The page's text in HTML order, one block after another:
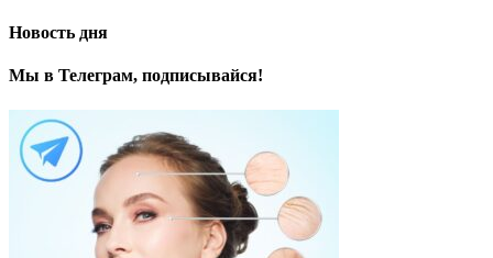
Новость дня
Мы в Телеграм, подписывайся!